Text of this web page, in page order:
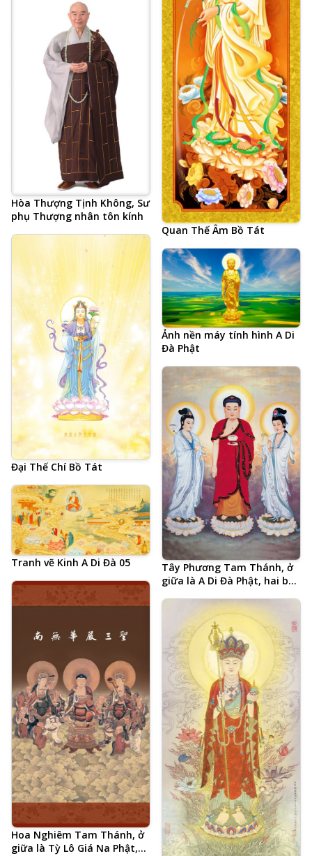
Phật của Hòa Thượng Tịnh
Không, Chân Thành Thanh
Tịnh Bình Đẳng Chánh Giác
Từ Bi, Nhìn Thấu Buông Xả
Tự Tại Tùy Duyên Niệm
Quan Thế Âm Bồ Tát
Hòa Thượng Tịnh Không, Sư
phụ Thượng nhân tôn kính
Đại Thế Chí Bồ Tát
Ảnh nền máy tính hình A Di
Đà Phật
Tây Phương Tam Thánh, ở
giữa là A Di Đà Phật, hai bên
Quan Thế Âm Bồ Tát
Tranh vẽ Kinh A Di Đà 05
Hoa Nghiêm Tam Thánh, ở
giữa là Tỳ Lô Giá Na Phật,